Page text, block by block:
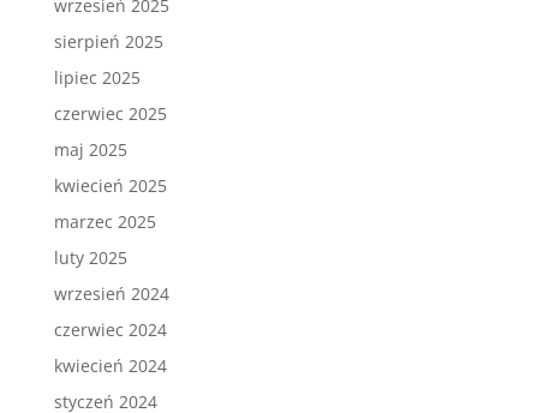
wrzesień 2025
sierpień 2025
lipiec 2025
czerwiec 2025
maj 2025
kwiecień 2025
marzec 2025
luty 2025
wrzesień 2024
czerwiec 2024
kwiecień 2024
styczeń 2024